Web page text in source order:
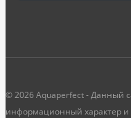
© 2026 Aquaperfect - Данный
информационный характер и